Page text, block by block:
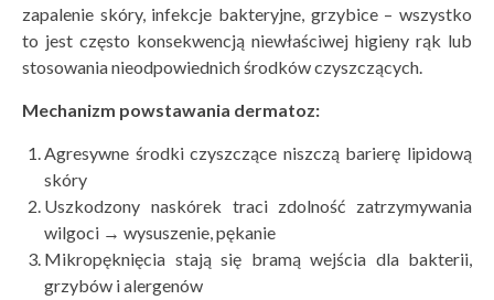
zapalenie skóry, infekcje bakteryjne, grzybice – wszystko
to jest często konsekwencją niewłaściwej higieny rąk lub
stosowania nieodpowiednich środków czyszczących.
Mechanizm powstawania dermatoz:
Agresywne środki czyszczące niszczą barierę lipidową
skóry
Uszkodzony naskórek traci zdolność zatrzymywania
wilgoci → wysuszenie, pękanie
Mikropęknięcia stają się bramą wejścia dla bakterii,
grzybów i alergenów